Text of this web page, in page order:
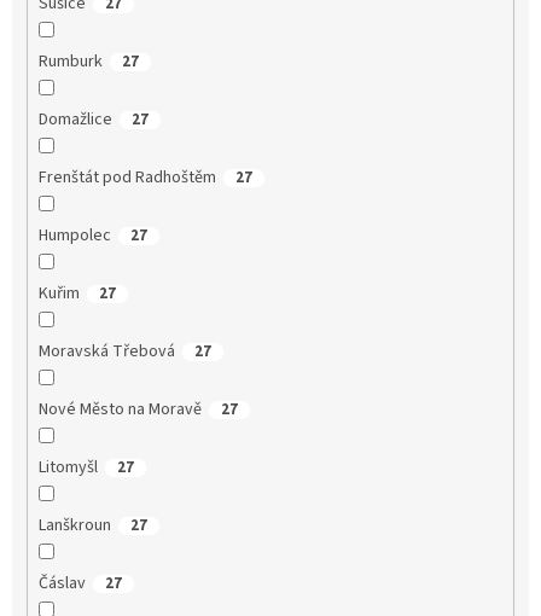
Rumburk 27
Domažlice 27
Frenštát pod Radhoštěm 27
Humpolec 27
Kuřim 27
Moravská Třebová 27
Nové Město na Moravě 27
Litomyšl 27
Lanškroun 27
Čáslav 27